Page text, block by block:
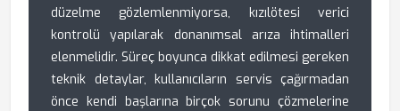
düzelme gözlemlenmiyorsa, kızılötesi verici
kontrolü yapılarak donanımsal arıza ihtimalleri
elenmelidir. Süreç boyunca dikkat edilmesi gereken
teknik detaylar, kullanıcıların servis çağırmadan
önce kendi başlarına birçok sorunu çözmelerine